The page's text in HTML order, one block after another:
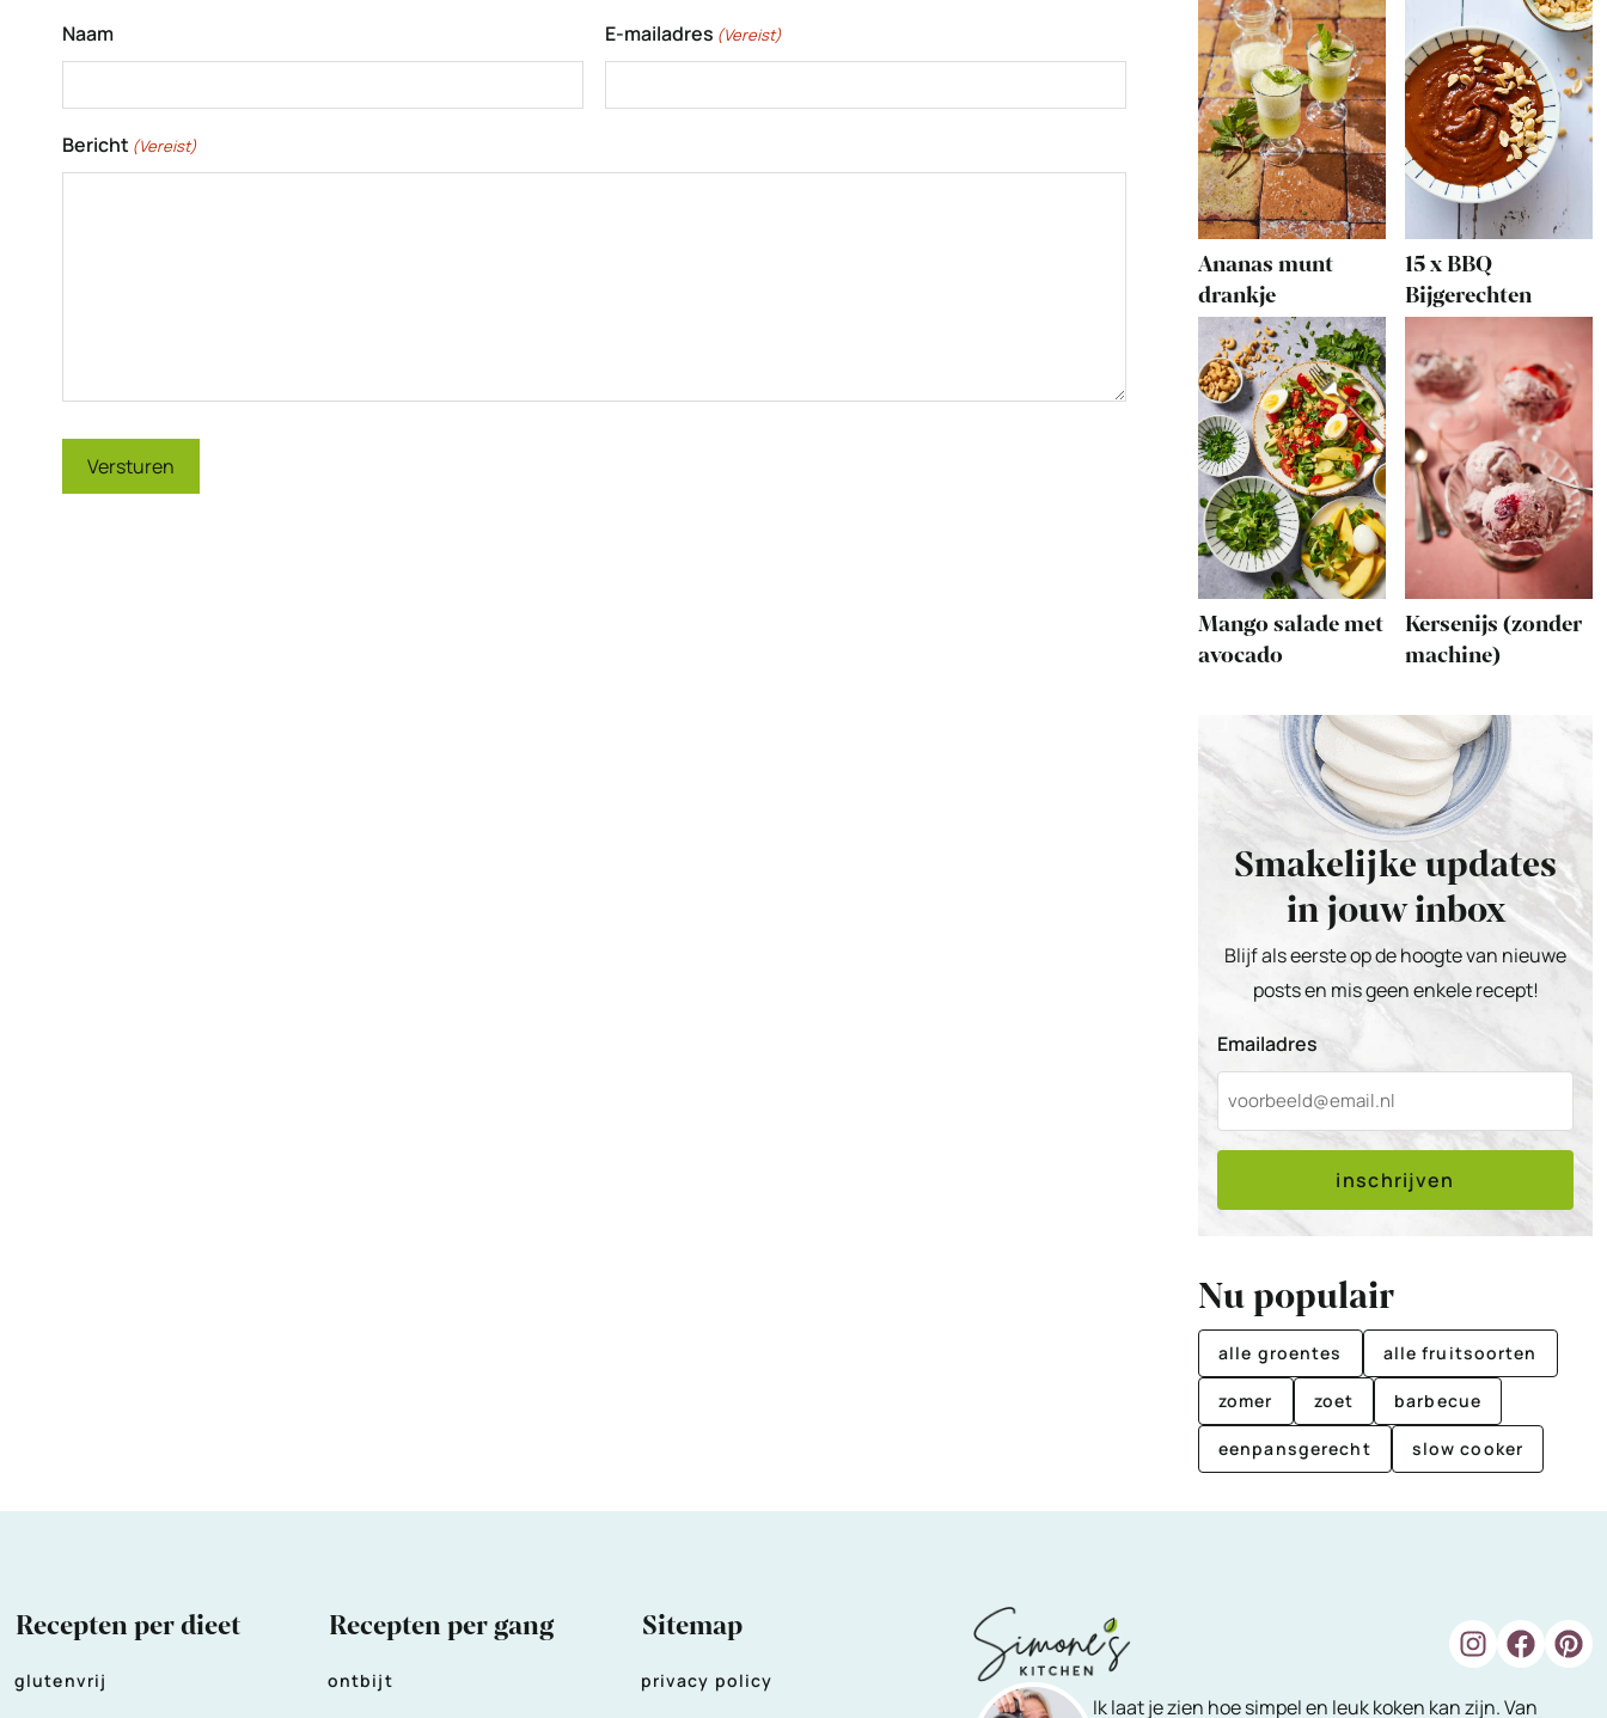
Naam E-mailadres (Vereist)
Bericht (Vereist)
Versturen
Ananas munt
drankje
15 x BBQ
Bijgerechten
Mango salade met
avocado
Kersenijs (zonder
machine)
Smakelijke updates
in jouw inbox
Blijf als eerste op de hoogte van nieuwe
posts en mis geen enkele recept!
Emailadres
inschrijven
Nu populair
alle groentes alle fruitsoorten
zomer zoet barbecue
eenpansgerecht slow cooker
Recepten per dieet
glutenvrij
Recepten per gang
ontbijt
Sitemap
privacy policy
Ik laat je zien hoe simpel en leuk koken kan zijn. Van